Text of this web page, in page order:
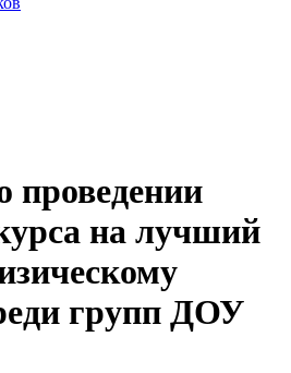
проведении
на лучший
групп ДОУ